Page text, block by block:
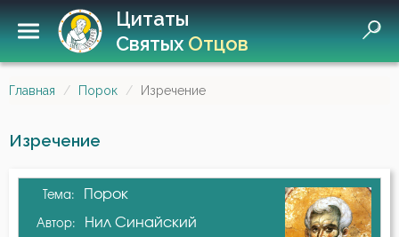
Цитаты
СвятыхОтцов
Главная Порок Изречение
Изречение
Тема: Порок
Автор: Нил Синайский